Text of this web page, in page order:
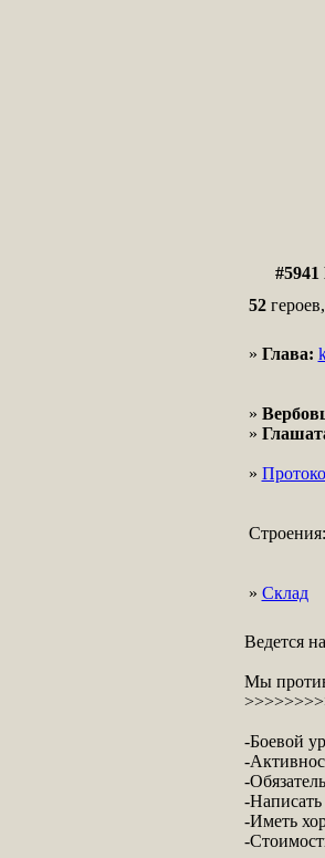
52
» Глава:
»
»
»
Строения:
» Склад
Ведется
Мы
-Боевой
-
-
-
-Иметь
-